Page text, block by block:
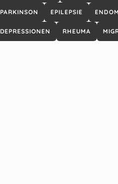
PARKINSON EPILEPSIE
DEPRESSIONEN RHEUMA